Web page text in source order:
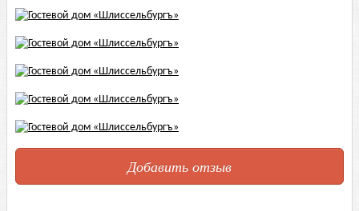
Добавить отзыв